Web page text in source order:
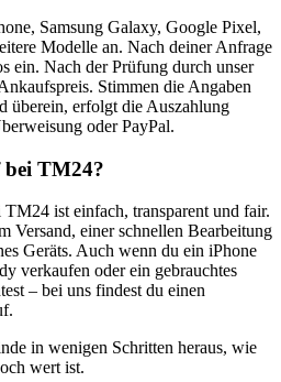
Samsung Galaxy, Google Pixel,
Modelle an. Nach deiner Anfrage
ein. Nach der Prüfung durch unser
Stimmen die Angaben
überein, erfolgt die Auszahlung
oder PayPal.
TM24?
ist einfach, transparent und fair.
Versand, einer schnellen Bearbeitung
Geräts. Auch wenn du ein iPhone
verkaufen oder ein gebrauchtes
– bei uns findest du einen
in wenigen Schritten heraus, wie
wert ist.